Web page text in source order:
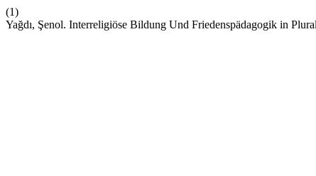
(1)
Yağdı, Şenol. Interreligiöse Bildung Und Friedenspädagogik in